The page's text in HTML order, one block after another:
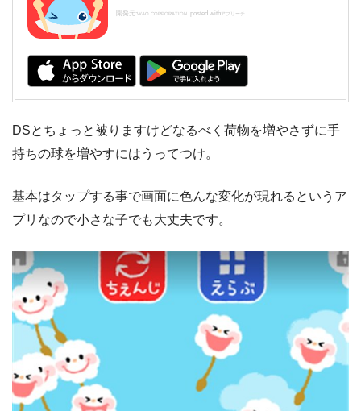
開発元:WAO CORPORATION posted withアプリーチ
DSとちょっと被りますけどなるべく荷物を増やさずに手
持ちの球を増やすにはうってつけ。
基本はタップする事で画面に色んな変化が現れるというア
プリなので小さな子でも大丈夫です。